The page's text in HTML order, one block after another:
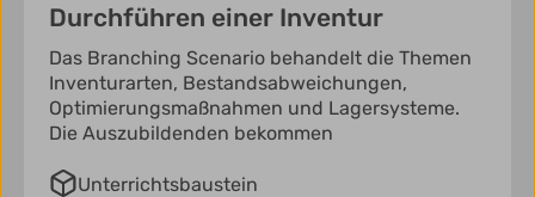
Durchführen einer Inventur
Das Branching Scenario behandelt die Themen
Inventurarten, Bestandsabweichungen,
Optimierungsmaßnahmen und Lagersysteme.
Die Auszubildenden bekommen
Unterrichtsbaustein